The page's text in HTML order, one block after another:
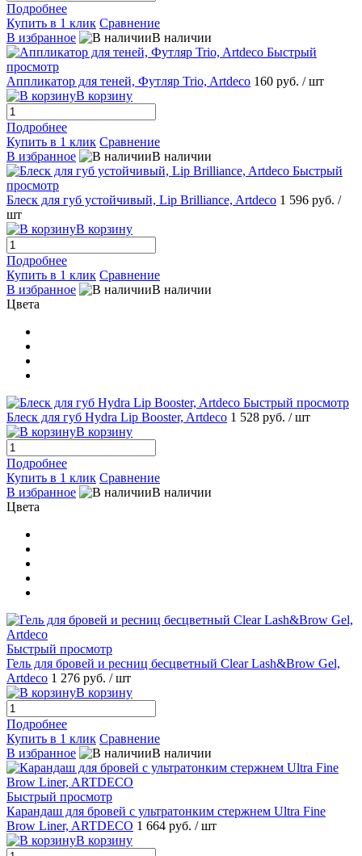
Подробнее
Купить в 1 клик Сравнение
В избранное
В наличии
Быстрый
просмотр
Аппликатор для теней, Футляр Trio, Artdeco 160 руб. / шт
В корзину
Подробнее
Купить в 1 клик Сравнение
В избранное
В наличии
Быстрый
просмотр
Блеск для губ устойчивый, Lip Brilliance, Artdeco 1 596 руб. /
шт
В корзину
Подробнее
Купить в 1 клик Сравнение
В избранное
В наличии
Цвета
Быстрый просмотр
Блеск для губ Hydra Lip Booster, Artdeco 1 528 руб. / шт
В корзину
Подробнее
Купить в 1 клик Сравнение
В избранное
В наличии
Цвета
Быстрый просмотр
Гель для бровей и ресниц бесцветный Clear Lash&Brow Gel,
Artdeco 1 276 руб. / шт
В корзину
Подробнее
Купить в 1 клик Сравнение
В избранное
В наличии
Быстрый просмотр
Карандаш для бровей с ультратонким стержнем Ultra Fine
Brow Liner, ARTDECO 1 664 руб. / шт
В корзину